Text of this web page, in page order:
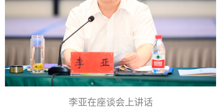
李亚在座谈会上讲话